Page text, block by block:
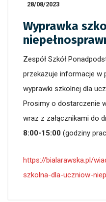
28/08/2023
Wyprawka
Zespół Szkół
przekazuje informacje w
wyprawki szkolnej dla
Prosimy o dostarczenie
wraz z załącznikami do
8:00-15:00 (godziny
https://bialarawska.pl/
szkolna-dla-uczniow-